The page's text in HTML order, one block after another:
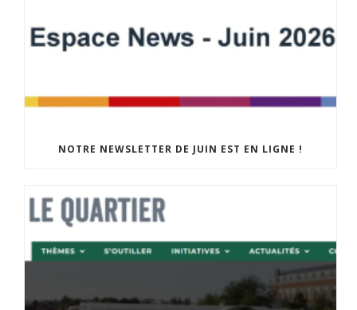
NOTRE NEWSLETTER DE JUIN EST EN LIGNE !